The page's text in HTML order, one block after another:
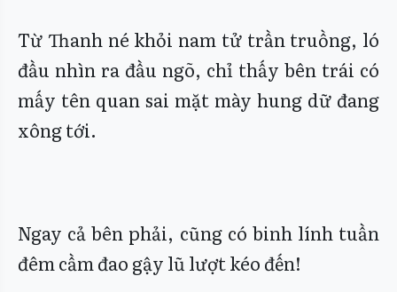
Từ Thanh né khỏi nam tử trần truồng, ló
đầu nhìn ra đầu ngõ, chỉ thấy bên trái có
mấy tên quan sai mặt mày hung dữ đang
xông tới.
Ngay cả bên phải, cũng có binh lính tuần
đêm cầm đao gậy lũ lượt kéo đến!